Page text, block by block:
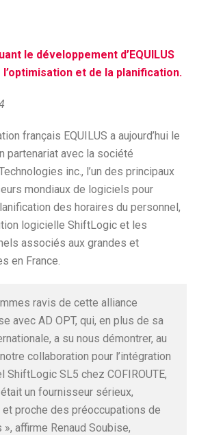
le développement d’EQUILUS
l’optimisation et de la planification.
français EQUILUS a aujourd’hui le
partenariat avec la société
inc., l’un des principaux
mondiaux de logiciels pour
des horaires du personnel,
logicielle ShiftLogic et les
associés aux grandes et
en France.
ravis de cette alliance
avec AD OPT, qui, en plus de sa
a su nous démontrer, au
collaboration pour l’intégration
ShiftLogic SL5 chez COFIROUTE,
un fournisseur sérieux,
proche des préoccupations de
affirme Renaud Soubise,